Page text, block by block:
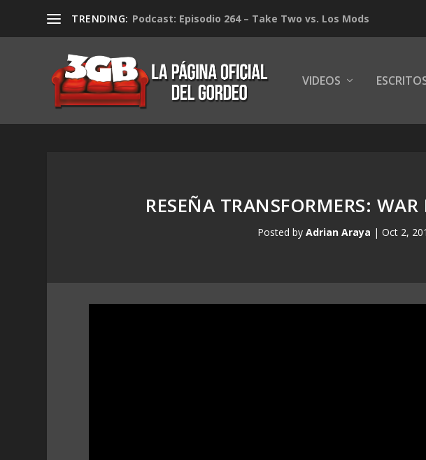
TRENDING: Podcast: Episodio 264 – Take Two vs. Los Mods
VIDEOS
RESEÑA TRANSFORMERS: WAR
Posted byAdrian Araya |Oct 2,